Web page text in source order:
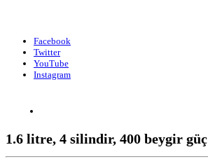
Facebook
Twitter
YouTube
Instagram
1.6 litre, 4 silindir, 400 beygir güç